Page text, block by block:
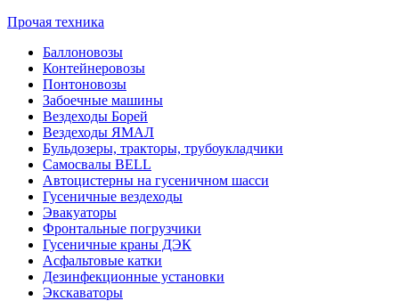
Прочая техника
Баллоновозы
Контейнеровозы
Понтоновозы
Забоечные машины
Вездеходы Борей
Вездеходы ЯМАЛ
Бульдозеры, тракторы, трубоукладчики
Самосвалы BELL
Автоцистерны на гусеничном шасси
Гусеничные вездеходы
Эвакуаторы
Фронтальные погрузчики
Гусеничные краны ДЭК
Асфальтовые катки
Дезинфекционные установки
Экскаваторы